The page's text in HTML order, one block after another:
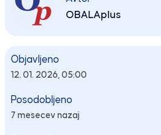
OBALAplus
Objavljeno
12. 01. 2026, 05:00
Posodobljeno
7 mesecev nazaj